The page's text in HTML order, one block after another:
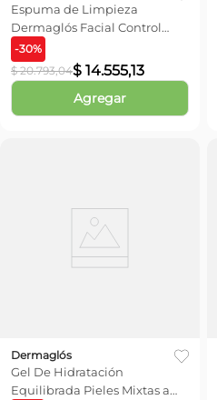
Espuma de Limpieza
Dermaglós Facial Control
Acné x 150 ml
-30%
$ 20.793,04$ 14.555,13
Agregar
Dermaglós
Gel De Hidratación
Equilibrada Pieles Mixtas a